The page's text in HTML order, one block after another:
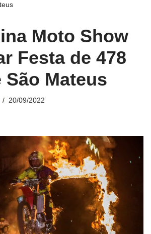
Moto Show
Festa de 478
São Mateus
20/09/2022